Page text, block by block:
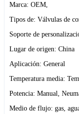
Marca: OEM,
Tipos de: Válvulas de
Soporte de
Lugar de origen: China
Aplicación: General
Temperatura media:
Potencia: Manual,
Medio de flujo: gas,